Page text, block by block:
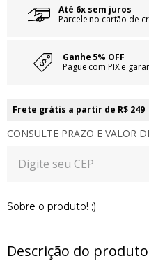
Até 6x sem juros
Parcele no cartão de
Ganhe 5% OFF
Pague com PIX e
Frete grátis a partir de R$ 249
CONSULTE PRAZO E VALOR
Sobre o produto! ;)
Descrição do produto